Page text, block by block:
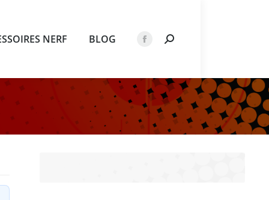
NERF BLOG
La
Facebook
s'ouvre
dans
une
Recherche